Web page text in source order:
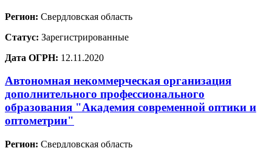
Регион: Свердловская область
Статус: Зарегистрированные
Дата ОГРН: 12.11.2020
Автономная некоммерческая организация
дополнительного профессионального
образования "Академия современной оптики и
оптометрии"
Регион: Свердловская область